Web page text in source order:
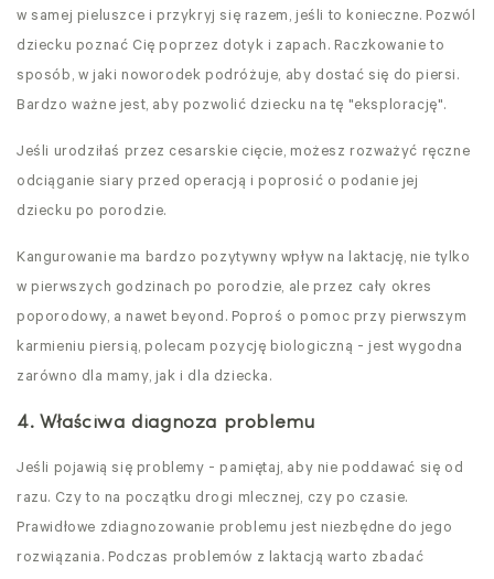
w samej pieluszce i przykryj się razem, jeśli to konieczne. Pozwól
dziecku poznać Cię poprzez dotyk i zapach. Raczkowanie to
sposób, w jaki noworodek podróżuje, aby dostać się do piersi.
Bardzo ważne jest, aby pozwolić dziecku na tę "eksplorację".
Jeśli urodziłaś przez cesarskie cięcie, możesz rozważyć ręczne
odciąganie siary przed operacją i poprosić o podanie jej
dziecku po porodzie.
Kangurowanie ma bardzo pozytywny wpływ na laktację, nie tylko
w pierwszych godzinach po porodzie, ale przez cały okres
poporodowy, a nawet beyond. Poproś o pomoc przy pierwszym
karmieniu piersią, polecam pozycję biologiczną - jest wygodna
zarówno dla mamy, jak i dla dziecka.
4. Właściwa diagnoza problemu
Jeśli pojawią się problemy - pamiętaj, aby nie poddawać się od
razu. Czy to na początku drogi mlecznej, czy po czasie.
Prawidłowe zdiagnozowanie problemu jest niezbędne do jego
rozwiązania. Podczas problemów z laktacją warto zbadać